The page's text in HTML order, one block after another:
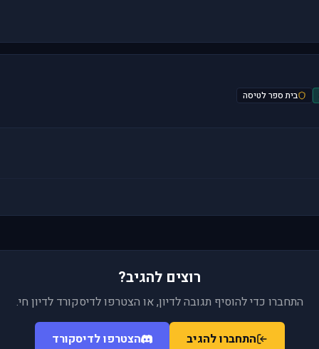
בית ספר לטיסה
רוצים להגיב?
התחברו כדי להוסיף תגובה לדיון, או הצטרפו לדיסקורד לדיון חי.
התחברו להגיב הצטרפו לדיסקורד